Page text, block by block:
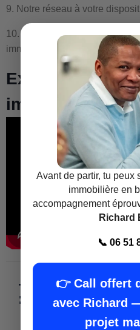
9. Notre réseau à votre
10. Cadre juridique d’une
immobilière.
Extrait
immobilière
+ Formation
:
Avant de partir, tu peux
immobilière en
accompagnement
Richard
📞 06 51
👉 Call offert
avec Richard
projet